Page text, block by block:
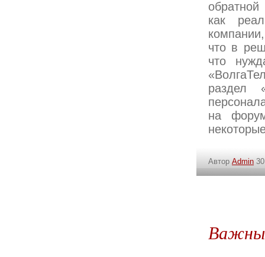
как
что в
что
раздел
на
Автор Admin